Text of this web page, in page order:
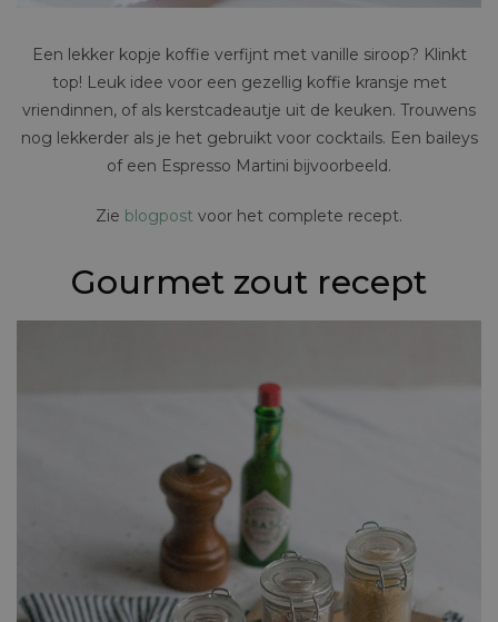
Een lekker kopje koffie verfijnt met vanille siroop? Klinkt
top! Leuk idee voor een gezellig koffie kransje met
vriendinnen, of als kerstcadeautje uit de keuken. Trouwens
nog lekkerder als je het gebruikt voor cocktails. Een baileys
of een Espresso Martini bijvoorbeeld.
Zie blogpost voor het complete recept.
Gourmet zout recept